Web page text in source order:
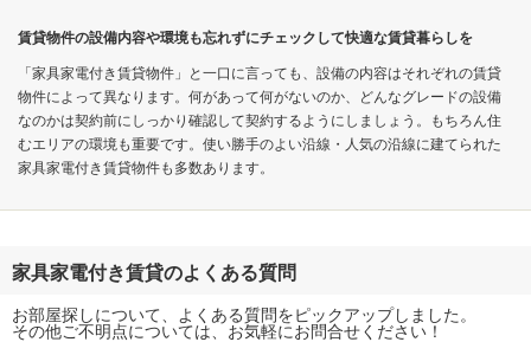
賃貸物件の設備内容や環境も忘れずにチェックして快適な賃貸暮らしを
「家具家電付き賃貸物件」と一口に言っても、設備の内容はそれぞれの賃貸
物件によって異なります。何があって何がないのか、どんなグレードの設備
なのかは契約前にしっかり確認して契約するようにしましょう。もちろん住
むエリアの環境も重要です。使い勝手のよい沿線・人気の沿線に建てられた
家具家電付き賃貸物件も多数あります。
家具家電付き賃貸のよくある質問
お部屋探しについて、よくある質問をピックアップしました。
その他ご不明点については、お気軽にお問合せください！